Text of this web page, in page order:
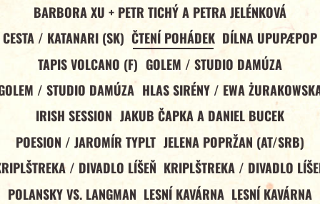
BARBORA XU + PETR TICHÝ A PETRA JELÉNKOVÁ
CESTA / KATANARI (SK) ČTENÍ POHÁDEK DÍLNA UPUPÆPOP
TAPIS VOLCANO (F) GOLEM / STUDIO DAMÚZA
/ STUDIO DAMÚZA HLAS SIRÉNY / EWA
IRISH SESSION JAKUB ČAPKA A DANIEL BUCEK
POESION / JAROMÍR TYPLT JELENA POPRŽAN (AT/SRB)
/ DIVADLO LÍŠEŇ KRIPLŠTREKA / DIVADLO
POLANSKY VS. LANGMAN LESNÍ KAVÁRNA LESNÍ KAVÁRNA